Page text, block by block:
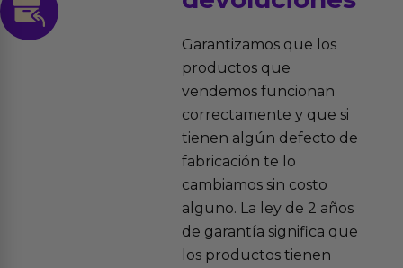
Garantizamos que los
productos que
vendemos funcionan
correctamente y que si
tienen algún defecto de
fabricación te lo
cambiamos sin costo
alguno. La ley de 2 años
de garantía significa que
los productos tienen